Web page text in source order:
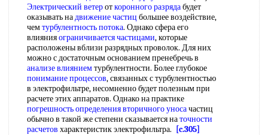
Электрический ветероткоронного разрядабудет
оказывать надвижение частиц большее воздействие,
чемтурбулентность потока. Однако сфера его
влиянияограничивается частицами, которые
расположены вблизи разрядных проволок. Для них
можно с достаточным основанием пренебречь в
анализе влияниемтурбулентности. Более глубокое
понимание процессов, связанных с турбулентностью
в электрофильтре, несомненно будет полезным при
расчете этих аппаратов. Однако на практике
погрешность определениявторичного уносачастиц
обычно в такой же степени сказывается наточности
расчетов характеристик электрофильтра. [c.305]